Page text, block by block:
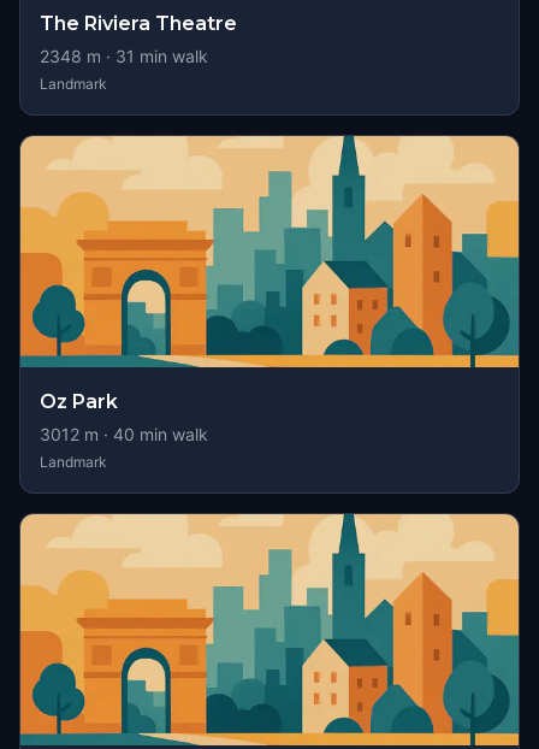
The Riviera Theatre
2348 m · 31 min walk
Landmark
Oz Park
3012 m · 40 min walk
Landmark